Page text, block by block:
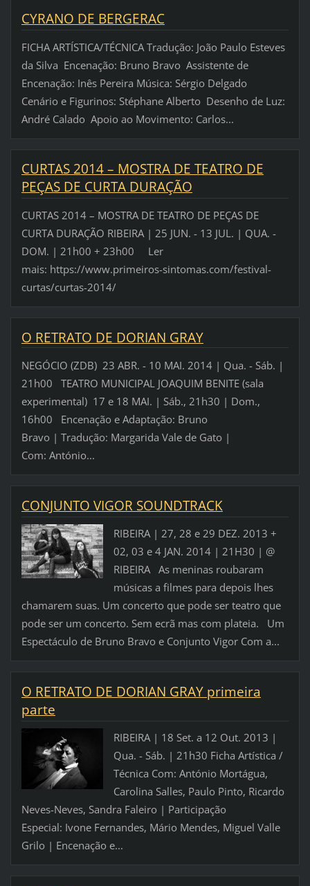
CYRANO DE BERGERAC
FICHA ARTÍSTICA/TÉCNICA Tradução: João Paulo Esteves
da Silva Encenação: Bruno Bravo Assistente de
Encenação: Inês Pereira Música: Sérgio Delgado
Cenário e Figurinos: Stéphane Alberto Desenho de Luz:
André Calado Apoio ao Movimento: Carlos...
CURTAS 2014 – MOSTRA DE TEATRO DE
PEÇAS DE CURTA DURAÇÃO
CURTAS 2014 – MOSTRA DE TEATRO DE PEÇAS DE
CURTA DURAÇÃO RIBEIRA | 25 JUN. - 13 JUL. | QUA. -
DOM. | 21h00 + 23h00 Ler
mais: https://www.primeiros-sintomas.com/festival-
curtas/curtas-2014/
O RETRATO DE DORIAN GRAY
NEGÓCIO (ZDB) 23 ABR. - 10 MAI. 2014 | Qua. - Sáb. |
21h00 TEATRO MUNICIPAL JOAQUIM BENITE (sala
experimental) 17 e 18 MAI. | Sáb., 21h30 | Dom.,
16h00 Encenação e Adaptação: Bruno
Bravo | Tradução: Margarida Vale de Gato |
Com: António...
CONJUNTO VIGOR SOUNDTRACK
RIBEIRA | 27, 28 e 29 DEZ. 2013 +
02, 03 e 4 JAN. 2014 | 21H30 | @
RIBEIRA As meninas roubaram
músicas a filmes para depois lhes
chamarem suas. Um concerto que pode ser teatro que
pode ser um concerto. Sem ecrã mas com plateia. Um
Espectáculo de Bruno Bravo e Conjunto Vigor Com a...
O RETRATO DE DORIAN GRAY primeira
parte
RIBEIRA | 18 Set. a 12 Out. 2013 |
Qua. - Sáb. | 21h30 Ficha Artística /
Técnica Com: António Mortágua,
Carolina Salles, Paulo Pinto, Ricardo
Neves-Neves, Sandra Faleiro | Participação
Especial: Ivone Fernandes, Mário Mendes, Miguel Valle
Grilo | Encenação e...